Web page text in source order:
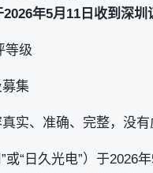
年5月11日收到深
等级
集
实、准确、完整，没有
“日久光电”）于2026